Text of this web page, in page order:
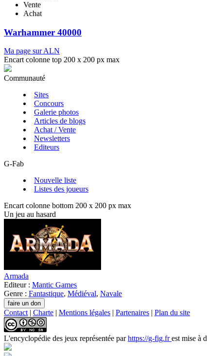
Vente
Achat
Warhammer 40000
Ma page sur ALN
Encart colonne top 200 x 200 px max
Communauté
Sites
Concours
Galerie photos
Articles de blogs
Achat / Vente
Newsletters
Editeurs
G-Fab
Nouvelle liste
Listes des joueurs
Encart colonne bottom 200 x 200 px max
Un jeu au hasard
Armada
Editeur : Mantic Games
Genre : Fantastique, Médiéval, Navale
Contact | Charte | Mentions légales | Partenaires | Plan du site
L'encyclopédie des jeux représentée parhttps://g-fig.frest mise à